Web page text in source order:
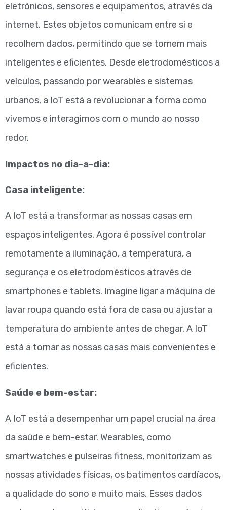
eletrónicos, sensores e equipamentos, através da
internet. Estes objetos comunicam entre si e
recolhem dados, permitindo que se tornem mais
inteligentes e eficientes. Desde eletrodomésticos a
veículos, passando por wearables e sistemas
urbanos, a IoT está a revolucionar a forma como
vivemos e interagimos com o mundo ao nosso
redor.
Impactos no dia-a-dia:
Casa inteligente:
A IoT está a transformar as nossas casas em
espaços inteligentes. Agora é possível controlar
remotamente a iluminação, a temperatura, a
segurança e os eletrodomésticos através de
smartphones e tablets. Imagine ligar a máquina de
lavar roupa quando está fora de casa ou ajustar a
temperatura do ambiente antes de chegar. A IoT
está a tornar as nossas casas mais convenientes e
eficientes.
Saúde e bem-estar:
A IoT está a desempenhar um papel crucial na área
da saúde e bem-estar. Wearables, como
smartwatches e pulseiras fitness, monitorizam as
nossas atividades físicas, os batimentos cardíacos,
a qualidade do sono e muito mais. Esses dados